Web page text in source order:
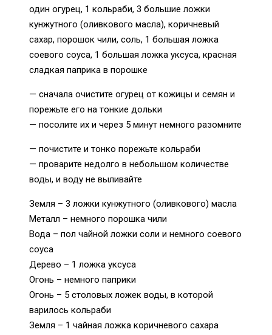
один огурец, 1 кольраби, 3 большие ложки
кунжутного (оливкового масла), коричневый
сахар, порошок чили, соль, 1 большая ложка
соевого соуса, 1 большая ложка уксуса, красная
сладкая паприка в порошке
— сначала очистите огурец от кожицы и семян и
порежьте его на тонкие дольки
— посолите их и через 5 минут немного разомните
— почистите и тонко порежьте кольраби
— проварите недолго в небольшом количестве
воды, и воду не выливайте
Земля – 3 ложки кунжутного (оливкового) масла
Металл – немного порошка чили
Вода – пол чайной ложки соли и немного соевого
соуса
Дерево – 1 ложка уксуса
Огонь – немного паприки
Огонь – 5 столовых ложек воды, в которой
варилось кольраби
Земля – 1 чайная ложка коричневого сахара